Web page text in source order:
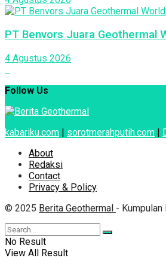
PT Benvors Juara Geothermal
4 Agustus 2026
Follow Us
kabariku.com | sorotmerahputih.com |
About
Redaksi
Contact
Privacy & Policy
© 2025 Berita Geothermal -
No Result
View All Result